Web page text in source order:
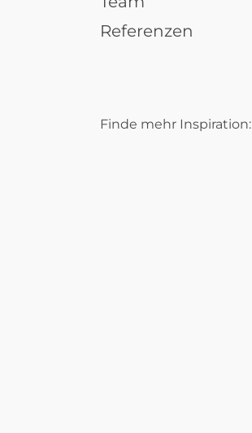
Referenzen
Finde mehr Inspiration: